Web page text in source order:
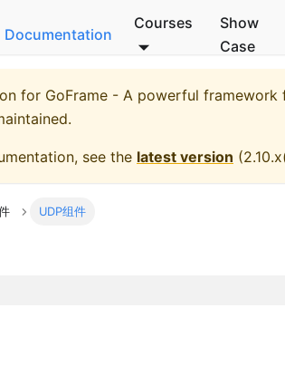
Documentation
Courses
Show
Case
for GoFrame - A powerful
see the latest version (
UDP组件